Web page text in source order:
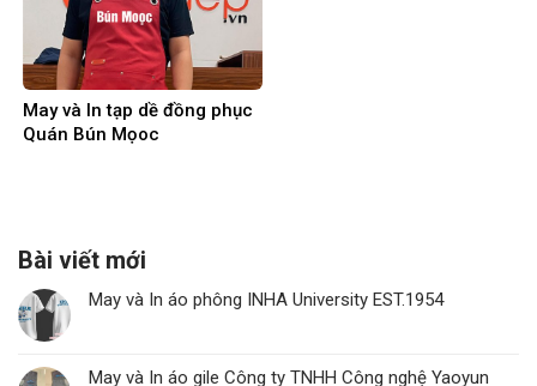
May và In tạp dề đồng phục
Quán Bún Mọoc
Bài viết mới
May và In áo phông INHA University EST.1954
May và In áo gile Công ty TNHH Công nghệ Yaoyun